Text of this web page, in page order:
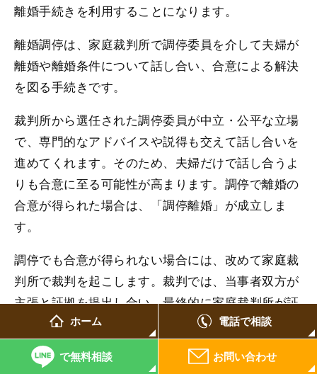
離婚手続きを利用することになります。
離婚調停は、家庭裁判所で調停委員を介して夫婦が
離婚や離婚条件について話し合い、合意による解決
を図る手続きです。
裁判所から選任された調停委員が中立・公平な立場
で、専門的なアドバイスや説得も交えて話し合いを
進めてくれます。そのため、夫婦だけで話し合うよ
りも合意に至る可能性が高まります。調停で離婚の
合意が得られた場合は、「調停離婚」が成立しま
す。
調停でも合意が得られない場合には、改めて家庭裁
判所で裁判を起こします。裁判では、当事者双方が
主張と証拠を提出し合い、最終的に家庭裁判所が証
拠を精査して判決を下します。被害者としては、モ
ラハラの有力な証拠を提出してモラハラ行為の立証
に成功すれば、判決で離婚や慰謝料が認められま
ホーム 電話で相談
で無料相談 お問い合わせ